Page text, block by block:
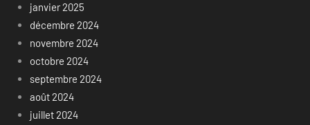
janvier 2025
décembre 2024
novembre 2024
octobre 2024
septembre 2024
août 2024
juillet 2024